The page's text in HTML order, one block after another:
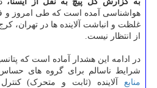
غلظت و انباشت آلاینده ها در تهران،
از انتظار نیست.
در ادامه این هشدار آماده است که
شرایط ناسالم برای گروه های
منابع آلاینده (ثابت و متحرک)